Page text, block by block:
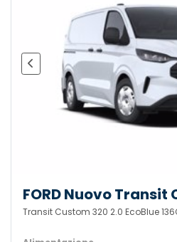
FORD Nuovo Transit
Transit Custom 320 2.0 EcoBlue